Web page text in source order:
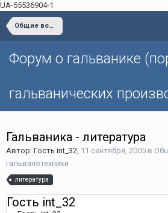
UA-55536904-1
Общие вопросы гальванотехники
Форум о гальванике
гальванических
Гальваника - литература
Автор: Гость int_32, 11 сентября, 2005 в
гальванотехники
литература
Гость int_32